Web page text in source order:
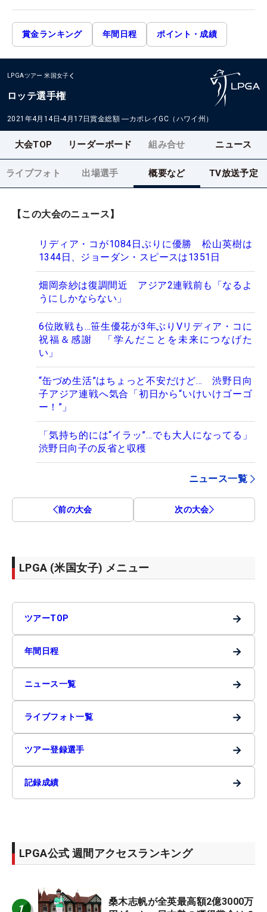
賞金ランキング 年間日程 ポイント・成績
LPGAツアー 米国女子
ロッテ選手権
2021年4月14日-4月17日賞金総額 ―カポレイGC（ハワイ州）
大会TOP リーダーボード 組み合せ ニュース
ライブフォト 出場選手 概要など TV放送予定
【この大会のニュース】
リディア・コが1084日ぶりに優勝 松山英樹は
1344日、ジョーダン・スピースは1351日
畑岡奈紗は復調間近 アジア2連戦前も「なるよ
うにしかならない」
6位敗戦も…笹生優花が3年ぶりVリディア・コに
祝福＆感謝 「学んだことを未来につなげた
い」
“缶づめ生活”はちょっと不安だけど… 渋野日向
子アジア連戦へ気合「初日から“いけいけゴーゴ
ー！”」
「気持ち的には“イラッ”…でも大人になってる」
渋野日向子の反省と収穫
ニュース一覧
前の大会 次の大会
LPGA (米国女子) メニュー
ツアーTOP →
年間日程 →
ニュース一覧 →
ライブフォト一覧 →
ツアー登録選手 →
記録成績 →
LPGA公式 週間アクセスランキング
1
桑木志帆が全英最高額2億3000万